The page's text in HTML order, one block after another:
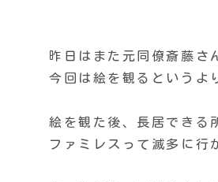
昨日はまた元同僚斎藤さ
今回は絵を観るというよ
絵を観た後、長居できる
ファミレスって滅多に行